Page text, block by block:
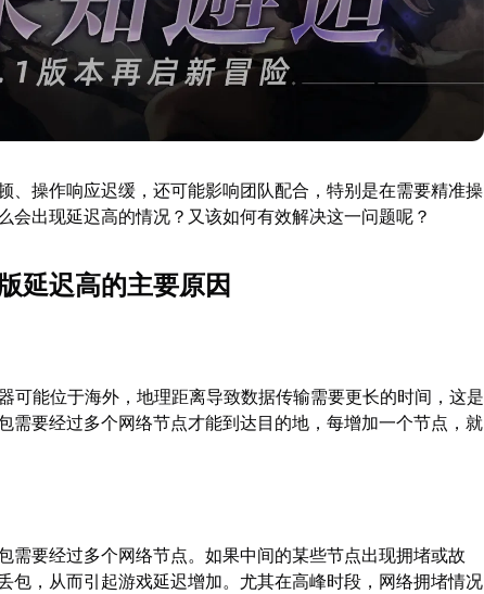
、操作响应迟缓，还可能影响团队配合，特别是在需要精准操
会出现延迟高的情况？又该如何有效解决这一问题呢？
延迟高的主要原因
可能位于海外，地理距离导致数据传输需要更长的时间，这是
需要经过多个网络节点才能到达目的地，每增加一个节点，就
需要经过多个网络节点。如果中间的某些节点出现拥堵或故
包，从而引起游戏延迟增加。尤其在高峰时段，网络拥堵情况